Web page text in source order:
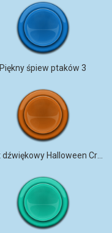
Piękny śpiew ptaków 3
Efekt dźwiękowy Halloween Crow Craw